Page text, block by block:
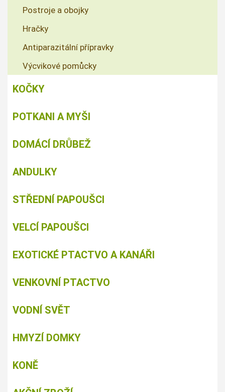
Postroje a obojky
Hračky
Antiparazitální přípravky
Výcvikové pomůcky
KOČKY
POTKANI A MYŠI
DOMÁCÍ DRŮBEŽ
ANDULKY
STŘEDNÍ PAPOUŠCI
VELCÍ PAPOUŠCI
EXOTICKÉ PTACTVO A KANÁŘI
VENKOVNÍ PTACTVO
VODNÍ SVĚT
HMYZÍ DOMKY
KONĚ